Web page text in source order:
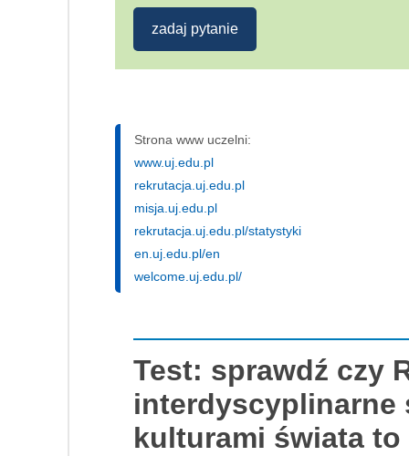
zadaj pytanie
Strona www uczelni:
www.uj.edu.pl
rekrutacja.uj.edu.pl
misja.uj.edu.pl
rekrutacja.uj.edu.pl/statystyki
en.uj.edu.pl/en
welcome.uj.edu.pl/
Test: sprawdź czy
interdyscyplinarne
kulturami świata